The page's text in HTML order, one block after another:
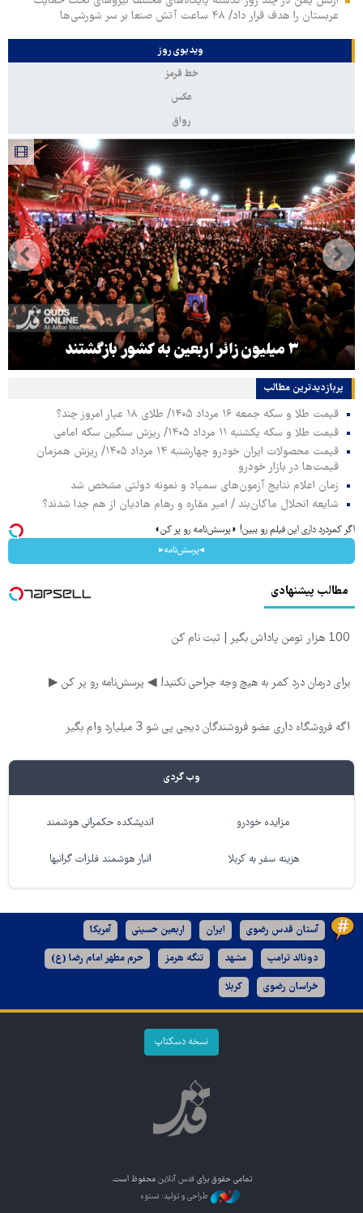
عربستان را هدف قرار داد/ ۴۸ ساعت آتش صنعا بر سر شورشی‌ها
ویدیوی روز
خط قرمز
عکس
رواق
۳ میلیون زائر اربعین به کشور بازگشتند
پربازدیدترین‌ مطالب
قیمت طلا و سکه جمعه ۱۶ مرداد ۱۴۰۵/ طلای ۱۸ عیار امروز چند؟
قیمت طلا و سکه یکشنبه ۱۱ مرداد ۱۴۰۵/ ریزش سنگین سکه امامی
قیمت محصولات ایران خودرو چهارشنبه ۱۴ مرداد ۱۴۰۵/ ریزش همزمان
قیمت‌ها در بازار خودرو
زمان اعلام نتایج آزمون‌های سمپاد و نمونه دولتی مشخص شد
شایعه انحلال ماکان‌بند / امیر مقاره و رهام هادیان از هم جدا شدند؟
اگر کمردرد داری این فیلم رو ببین! ◗پرسش‌نامه رو پر کن◖
◂پرسش‌نامه▸
مطالب پیشنهادی
100 هزار تومن پاداش بگیر | ثبت نام کن
برای درمان درد کمر به هیچ وجه جراحی نکنید! ◀ پرسش‌نامه رو پر کن ▶
اگه فروشگاه داری عضو فروشندگان دیجی پی شو 3 میلیارد وام بگیر
وب گردی
مزایده خودرو اندیشکده حکمرانی هوشمند
هزینه سفر به کربلا انبار هوشمند فلزات گرانبها
آستان قدس رضوی ایران اربعین حسینی آمریکا
دونالد ترامپ مشهد تنگه هرمز حرم مطهر امام رضا (ع)
خراسان رضوی کربلا
نسخه دسکتاپ
تمامی حقوق برای قدس آنلاین محفوظ است.
طراحی و تولید: نستوه